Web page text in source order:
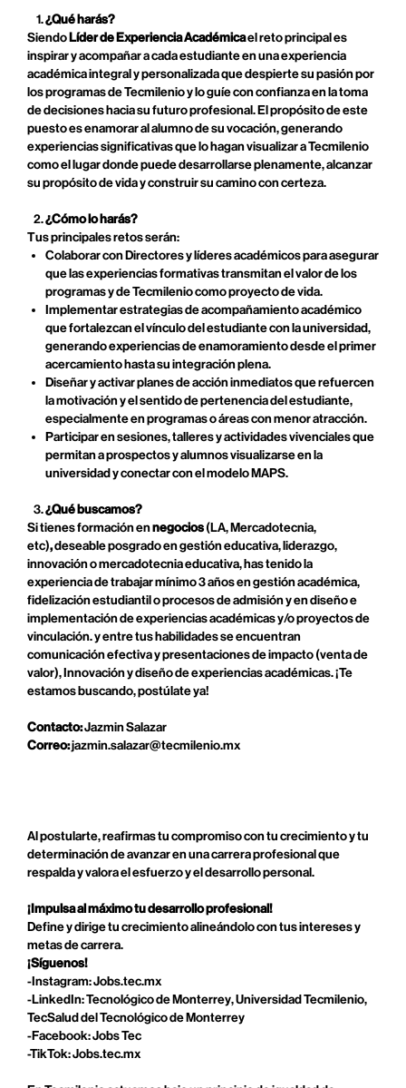
¿Qué harás?
SiendoLíder de Experiencia Académicael reto principal es
inspirar y acompañar a cada estudiante en una experiencia
académica integral y personalizada que despierte su pasión por
los programas de Tecmilenio y lo guíe con confianza en la toma
de decisiones hacia su futuro profesional. El propósito de este
puesto es enamorar al alumno de su vocación, generando
experiencias significativas que lo hagan visualizar a Tecmilenio
como el lugar donde puede desarrollarse plenamente, alcanzar
su propósito de vida y construir su camino con certeza.
¿Cómo lo harás?
Tus principales retos serán:
Colaborar con Directores y líderes académicos para asegurar
que las experiencias formativas transmitan el valor de los
programas y de Tecmilenio como proyecto de vida.
Implementar estrategias de acompañamiento académico
que fortalezcan el vínculo del estudiante con la universidad,
generando experiencias de enamoramiento desde el primer
acercamiento hasta su integración plena.
Diseñar y activar planes de acción inmediatos que refuercen
la motivación y el sentido de pertenencia del estudiante,
especialmente en programas o áreas con menor atracción.
Participar en sesiones, talleres y actividades vivenciales que
permitan a prospectos y alumnos visualizarse en la
universidad y conectar con el modelo MAPS.
¿Qué buscamos?
Si tienes formación ennegocios(LA, Mercadotecnia,
etc),deseable posgrado en gestión educativa, liderazgo,
innovación o mercadotecnia educativa, has tenido la
experiencia de trabajar mínimo 3 años en gestión académica,
fidelización estudiantil o procesos de admisión y en diseño e
implementación de experiencias académicas y/o proyectos de
vinculación. y entre tus habilidades se encuentran
comunicación efectiva y presentaciones de impacto (venta de
valor), Innovación y diseño de experiencias académicas. ¡Te
estamos buscando, postúlate ya!
Contacto:Jazmin Salazar
Correo:jazmin.salazar@tecmilenio.mx
Al postularte, reafirmas tu compromiso con tu crecimiento y tu
determinación de avanzar en una carrera profesional que
respalda y valora el esfuerzo y el desarrollo personal.
¡Impulsa al máximo tu desarrollo profesional!
Define y dirige tu crecimiento alineándolo con tus intereses y
metas de carrera.
¡Síguenos!
-Instagram: Jobs.tec.mx
-LinkedIn: Tecnológico de Monterrey, Universidad Tecmilenio,
TecSalud del Tecnológico de Monterrey
-Facebook: Jobs Tec
-TikTok: Jobs.tec.mx